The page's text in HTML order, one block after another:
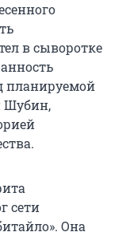
в сыворотке
планируемой
Шубин,
сети
Она